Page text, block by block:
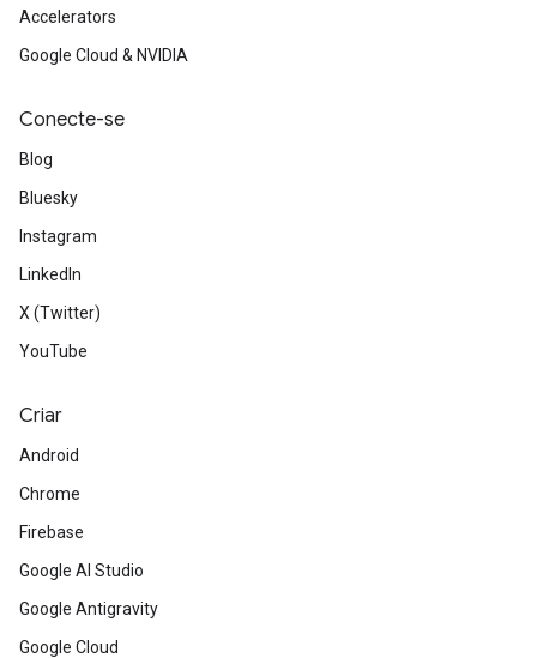
Accelerators
Google Cloud & NVIDIA
Conecte-se
Blog
Bluesky
Instagram
LinkedIn
X (Twitter)
YouTube
Criar
Android
Chrome
Firebase
Google AI Studio
Google Antigravity
Google Cloud